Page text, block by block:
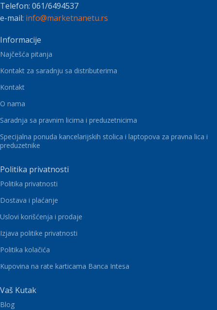
Telefon: 061/6494537
e-mail: info@marketnanetu.rs
Informacije
Najčešća pitanja
Kontakt za saradnju sa distributerima
Kontakt
O nama
Saradnja sa pravnim licima i preduzetnicima
Specijalna ponuda kancelarijskih stolica i laptopova za pravna lica i
preduzetnike
Politika privatnosti
Politika privatnosti
Dostava i plaćanje
Uslovi korišćenja i prodaje
Izjava politike privatnosti
Politika kolačića
Kupovina na rate karticama Banca Intesa
Vaš Kutak
Blog